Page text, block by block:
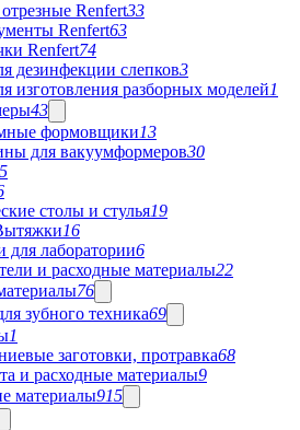
Renfert33
Renfert63
Renfert74
дезинфекции слепков3
изготовления разборных моделей1
43
формовщики13
для вакуумформеров30
5
столы и стулья19
16
для лаборатории6
и расходные материалы22
76
зубного техника69
1
заготовки, протравка68
и расходные материалы9
материалы915